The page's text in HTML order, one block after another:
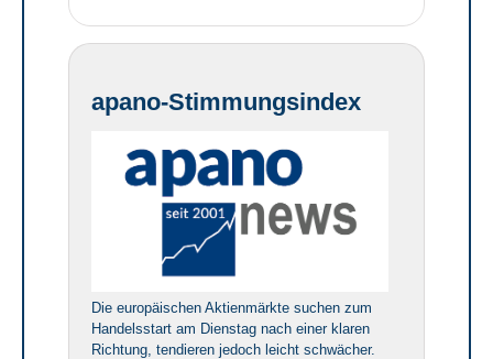
apano-Stimmungsindex
Die europäischen Aktienmärkte suchen zum
Handelsstart am Dienstag nach einer klaren
Richtung, tendieren jedoch leicht schwächer.